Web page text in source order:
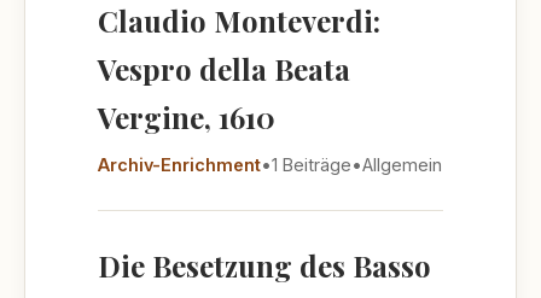
Claudio Monteverdi:
Vespro della Beata
Vergine, 1610
Archiv-Enrichment•1 Beiträge•Allgemein
Die Besetzung des Basso